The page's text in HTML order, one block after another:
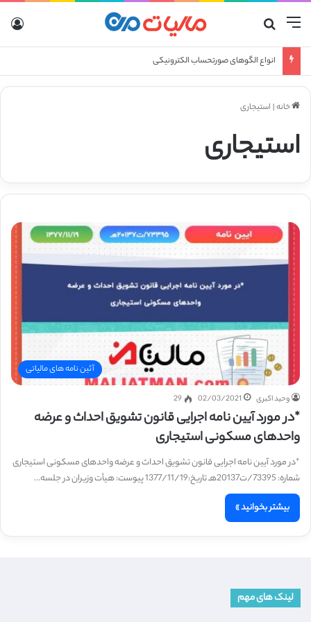
منو
انواع الگوهای صورتحساب الکترونیکی
خانه| استیجاری
استیجاری
آئین نامه های مالیاتی
وحید اکبری 02/03/2021
29
*در مورد آیین نامه اجرایی قانون تشویق احداث و عرضه
واحدهای مسکونی استیجاری
*در مورد آیین نامه اجرایی قانون تشویق احداث و عرضه واحدهای مسکونی استیجاری
شماره: 73395/ت20137هـ تاریخ:1377/11/19 پیوست: هیأت وزیران در جلسه…
بیشتر بخوانید »
لینک های مهم